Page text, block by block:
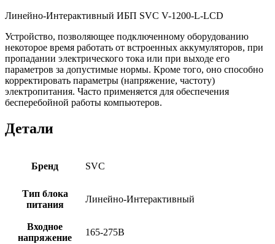
DL-
V-
1200-
L-
LCD
Линейно-Интерактивный ИБП SVC V-1200-L-LCD
Устройство, позволяющее подключенному оборудованию
некоторое время работать от встроенных аккумуляторов, при
пропадании электрического тока или при выходе его
параметров за допустимые нормы. Кроме того, оно способно
корректировать параметры (напряжение, частоту)
электропитания. Часто применяется для обеспечения
бесперебойной работы компьютеров.
Детали
Бренд SVC
Тип блока
питания
Линейно-Интерактивный
Входное
напряжение
165-275В